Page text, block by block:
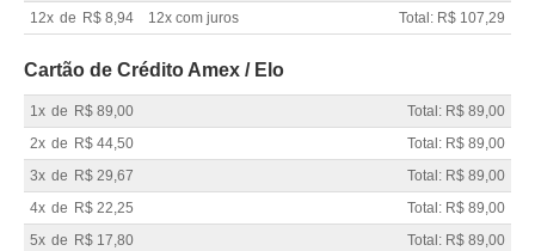
12x de R$ 8,94 12x com juros Total: R$ 107,29
Cartão de Crédito Amex / Elo
1x de R$ 89,00
Total: R$ 89,00
2x de R$ 44,50
Total: R$ 89,00
3x de R$ 29,67
Total: R$ 89,00
4x de R$ 22,25
Total: R$ 89,00
5x de R$ 17,80
Total: R$ 89,00